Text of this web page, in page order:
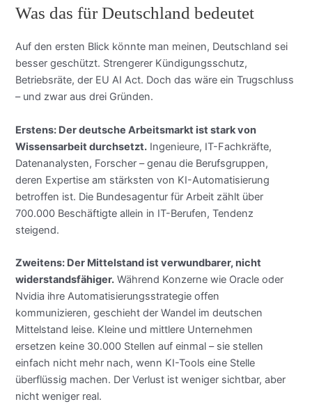
Was das für Deutschland bedeutet
Auf den ersten Blick könnte man meinen, Deutschland sei
besser geschützt. Strengerer Kündigungsschutz,
Betriebsräte, der EU AI Act. Doch das wäre ein Trugschluss
– und zwar aus drei Gründen.
Erstens: Der deutsche Arbeitsmarkt ist stark von
Wissensarbeit durchsetzt. Ingenieure, IT-Fachkräfte,
Datenanalysten, Forscher – genau die Berufsgruppen,
deren Expertise am stärksten von KI-Automatisierung
betroffen ist. Die Bundesagentur für Arbeit zählt über
700.000 Beschäftigte allein in IT-Berufen, Tendenz
steigend.
Zweitens: Der Mittelstand ist verwundbarer, nicht
widerstandsfähiger. Während Konzerne wie Oracle oder
Nvidia ihre Automatisierungsstrategie offen
kommunizieren, geschieht der Wandel im deutschen
Mittelstand leise. Kleine und mittlere Unternehmen
ersetzen keine 30.000 Stellen auf einmal – sie stellen
einfach nicht mehr nach, wenn KI-Tools eine Stelle
überflüssig machen. Der Verlust ist weniger sichtbar, aber
nicht weniger real.